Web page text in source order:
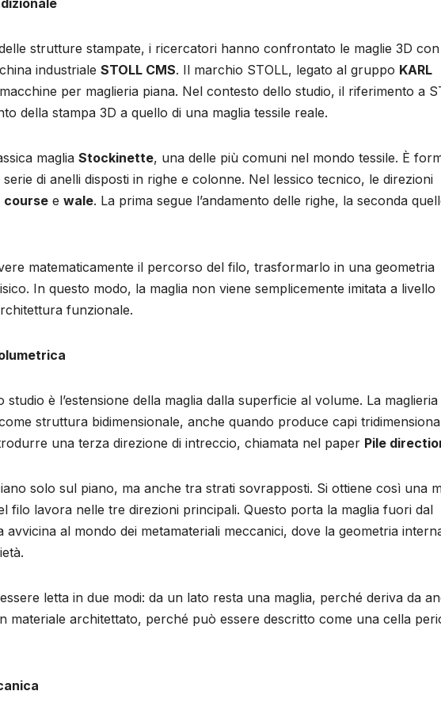
strutture stampate, i ricercatori hanno confrontato le maglie 3D con
industriale STOLL CMS. Il marchio STOLL, legato al gruppo KARL
per maglieria piana. Nel contesto dello studio, il riferimento a
della stampa 3D a quello di una maglia tessile reale.
maglia Stockinette, una delle più comuni nel mondo tessile. È
di anelli disposti in righe e colonne. Nel lessico tecnico, le direzioni
course e wale. La prima segue l’andamento delle righe, la seconda
matematicamente il percorso del filo, trasformarlo in una geometria
In questo modo, la maglia non viene semplicemente imitata a livello
funzionale.
è l’estensione della maglia dalla superficie al volume. La maglieria
struttura bidimensionale, anche quando produce capi
una terza direzione di intreccio, chiamata nel paper Pile
solo sul piano, ma anche tra strati sovrapposti. Si ottiene così una
filo lavora nelle tre direzioni principali. Questo porta la maglia fuori dal
avvicina al mondo dei metamateriali meccanici, dove la geometria
letta in due modi: da un lato resta una maglia, perché deriva da
materiale architettato, perché può essere descritto come una cella